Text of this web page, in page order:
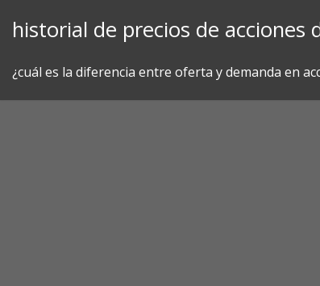
historial de precios de acciones
¿cuál es la diferencia entre oferta y demanda en